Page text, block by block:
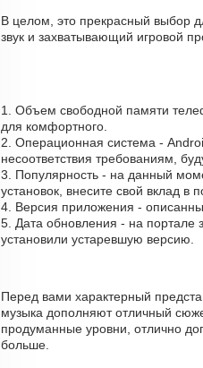
В целом, это прекрасный выбор
звук и захватывающий игровой
1. Объем свободной памяти
для комфортного.
2. Операционная система -
несоответствия требованиям,
3. Популярность - на данный
установок, внесите свой вклад в
4. Версия приложения -
5. Дата обновления - на портале
установили устаревшую версию.
Перед вами характерный
музыка дополняют отличный
продуманные уровни, отлично
больше.